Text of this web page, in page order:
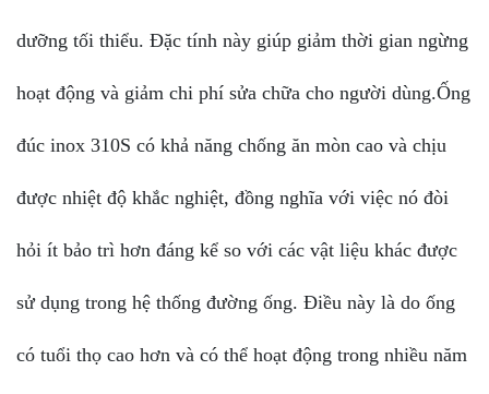
dưỡng tối thiểu. Đặc tính này giúp giảm thời gian ngừng
hoạt động và giảm chi phí sửa chữa cho người dùng.Ống
đúc inox 310S có khả năng chống ăn mòn cao và chịu
được nhiệt độ khắc nghiệt, đồng nghĩa với việc nó đòi
hỏi ít bảo trì hơn đáng kể so với các vật liệu khác được
sử dụng trong hệ thống đường ống. Điều này là do ống
có tuổi thọ cao hơn và có thể hoạt động trong nhiều năm